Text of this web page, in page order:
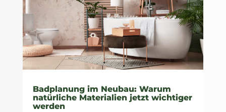
Badplanung im Neubau: Warum
natürliche Materialien jetzt wichtiger
werden